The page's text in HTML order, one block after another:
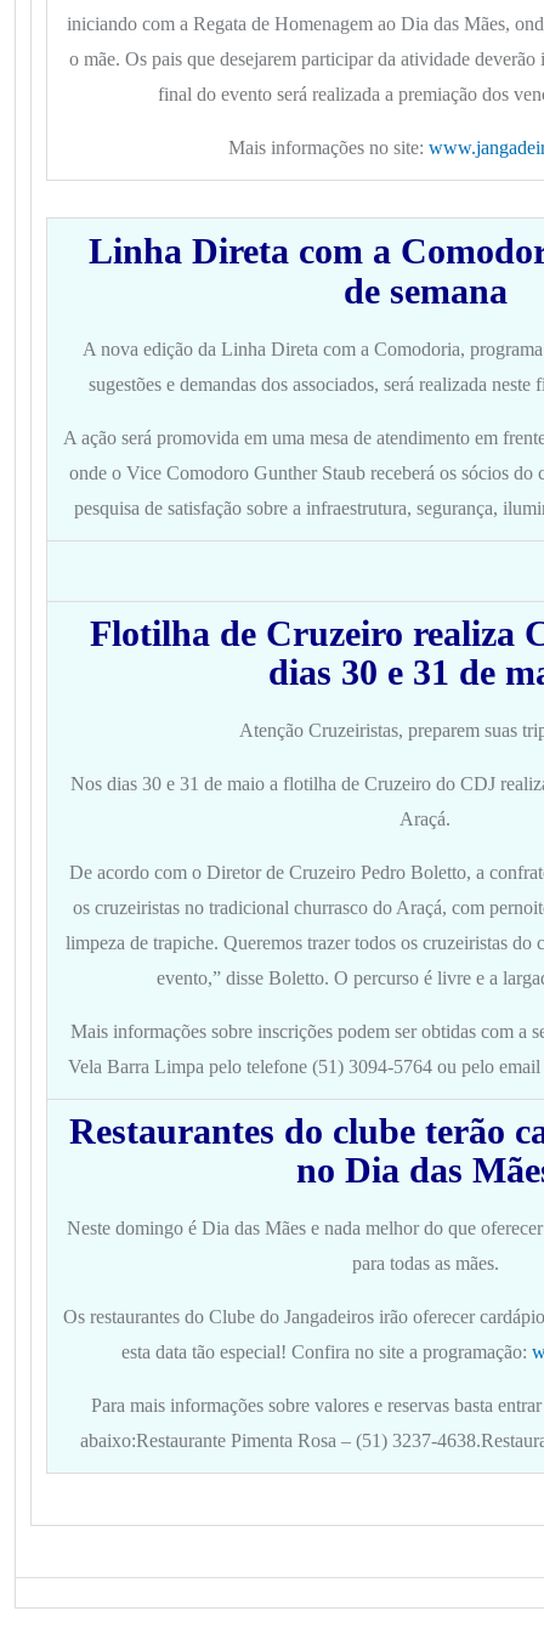
iniciando com a Regata de Homenagem ao Dia das Mães,
o mãe. Os pais que desejarem participar da atividade
final do evento será realizada a premiação dos
Mais informações no site:
Linha Direta com a
de semana
A nova edição da Linha Direta com a Comodoria,
sugestões e demandas dos associados, será realizada
A ação será promovida em uma mesa de atendimento em
onde o Vice Comodoro Gunther Staub receberá os sócios do
pesquisa de satisfação sobre a infraestrutura, segurança,
Flotilha de Cruzeiro realiza
dias 30 e 31 de
Atenção Cruzeiristas, preparem suas
Nos dias 30 e 31 de maio a flotilha de Cruzeiro do CDJ
Araçá.
De acordo com o Diretor de Cruzeiro Pedro Boletto, a
os cruzeiristas no tradicional churrasco do Araçá, com
limpeza de trapiche. Queremos trazer todos os cruzeiristas do
evento,” disse Boletto. O percurso é livre e a
Mais informações sobre inscrições podem ser obtidas com a
Vela Barra Limpa pelo telefone (51) 3094-5764 ou pelo email
Restaurantes do clube terão
no Dia das
Neste domingo é Dia das Mães e nada melhor do que
para todas as mães.
Os restaurantes do Clube do Jangadeiros irão oferecer
esta data tão especial! Confira no site a programação:
Para mais informações sobre valores e reservas basta
abaixo:Restaurante Pimenta Rosa – (51) 3237-4638.